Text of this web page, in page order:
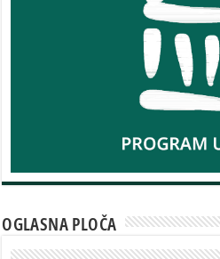
OGLASNA PLOČA